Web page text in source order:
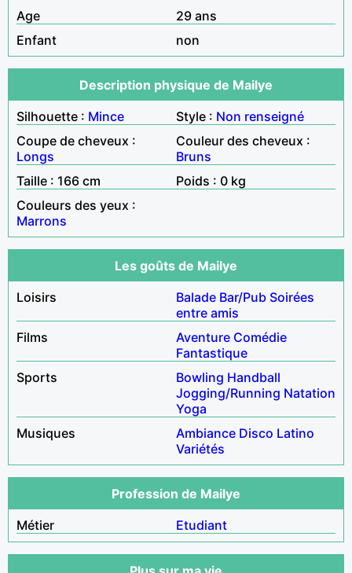
Age
29 ans
Enfant
non
Description physique de Mailye
Silhouette : Mince Style : Non renseigné
Coupe de cheveux :
Longs
Couleur des cheveux :
Bruns
Taille : 166 cm
Poids : 0 kg
Couleurs des yeux :
Marrons
Les goûts de Mailye
Loisirs
Balade Bar/Pub Soirées
entre amis
Films
Aventure Comédie
Fantastique
Sports
Bowling Handball
Jogging/Running Natation
Yoga
Musiques
Ambiance Disco Latino
Variétés
Profession de Mailye
Métier
Etudiant